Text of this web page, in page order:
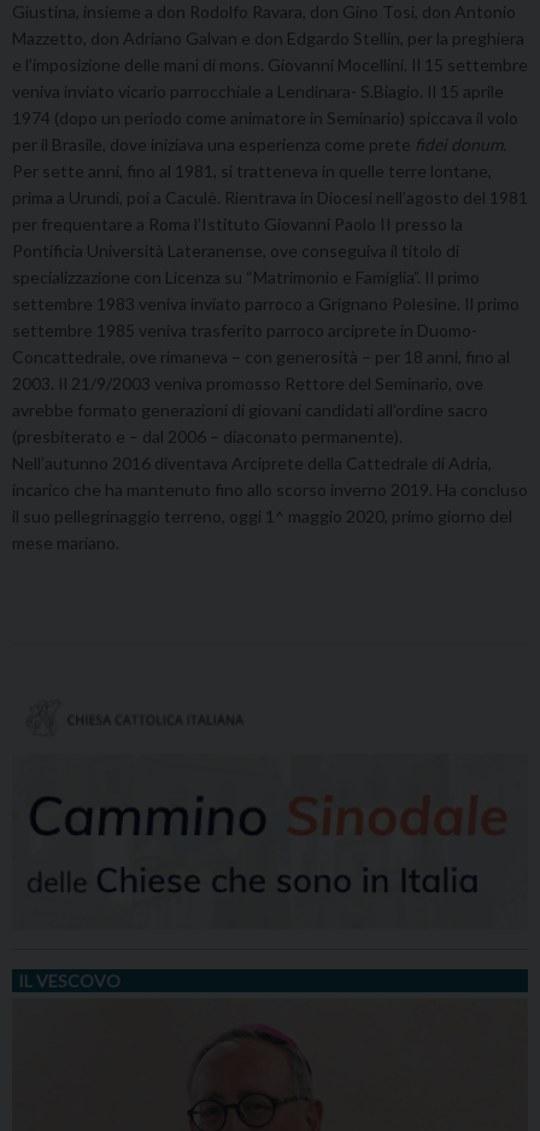
Giustina, insieme a don Rodolfo Ravara, don Gino Tosi, don Antonio
Mazzetto, don Adriano Galvan e don Edgardo Stellin, per la preghiera
e l’imposizione delle mani di mons. Giovanni Mocellini. Il 15 settembre
veniva inviato vicario parrocchiale a Lendinara- S.Biagio. Il 15 aprile
1974 (dopo un periodo come animatore in Seminario) spiccava il volo
per il Brasile, dove iniziava una esperienza come prete fidei donum.
Per sette anni, fino al 1981, si tratteneva in quelle terre lontane,
prima a Urundi, poi a Caculè. Rientrava in Diocesi nell’agosto del 1981
per frequentare a Roma l’Istituto Giovanni Paolo II presso la
Pontificia Università Lateranense, ove conseguiva il titolo di
specializzazione con Licenza su “Matrimonio e Famiglia”. Il primo
settembre 1983 veniva inviato parroco a Grignano Polesine. Il primo
settembre 1985 veniva trasferito parroco arciprete in Duomo-
Concattedrale, ove rimaneva – con generosità – per 18 anni, fino al
2003. Il 21/9/2003 veniva promosso Rettore del Seminario, ove
avrebbe formato generazioni di giovani candidati all’ordine sacro
(presbiterato e – dal 2006 – diaconato permanente).
Nell’autunno 2016 diventava Arciprete della Cattedrale di Adria,
incarico che ha mantenuto fino allo scorso inverno 2019. Ha concluso
il suo pellegrinaggio terreno, oggi 1^ maggio 2020, primo giorno del
mese mariano.
IL VESCOVO